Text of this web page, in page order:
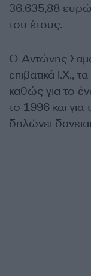
36.635,88
του έτους.
Ο Αντώνης
επιβατικά Ι.Χ.,
καθώς για το
το 1996 και
δηλώνει